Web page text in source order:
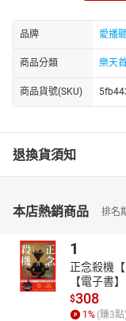
53小朋友吃不下？
54孩子過早發育，怎
55孩子總尿床，傷腦
56調理體質 不再胯下癢
57轉骨真的可以長高？
58中醫也有醫美嗎
品牌 愛播
商品分類 樂天
商品貨號(SKU)
退換貨須知
本店熱銷商品 排名
1
正念殺機
【電子書】
$308
1 % (賺3點